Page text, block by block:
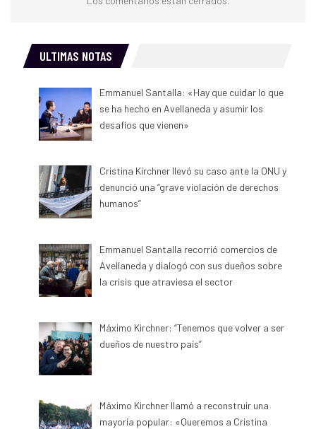
ULTIMAS NOTAS
Emmanuel Santalla: «Hay que cuidar lo que
se ha hecho en Avellaneda y asumir los
desafíos que vienen»
Cristina Kirchner llevó su caso ante la ONU y
denunció una “grave violación de derechos
humanos”
Emmanuel Santalla recorrió comercios de
Avellaneda y dialogó con sus dueños sobre
la crisis que atraviesa el sector
Máximo Kirchner: “Tenemos que volver a ser
dueños de nuestro país”
Máximo Kirchner llamó a reconstruir una
mayoría popular: «Queremos a Cristina